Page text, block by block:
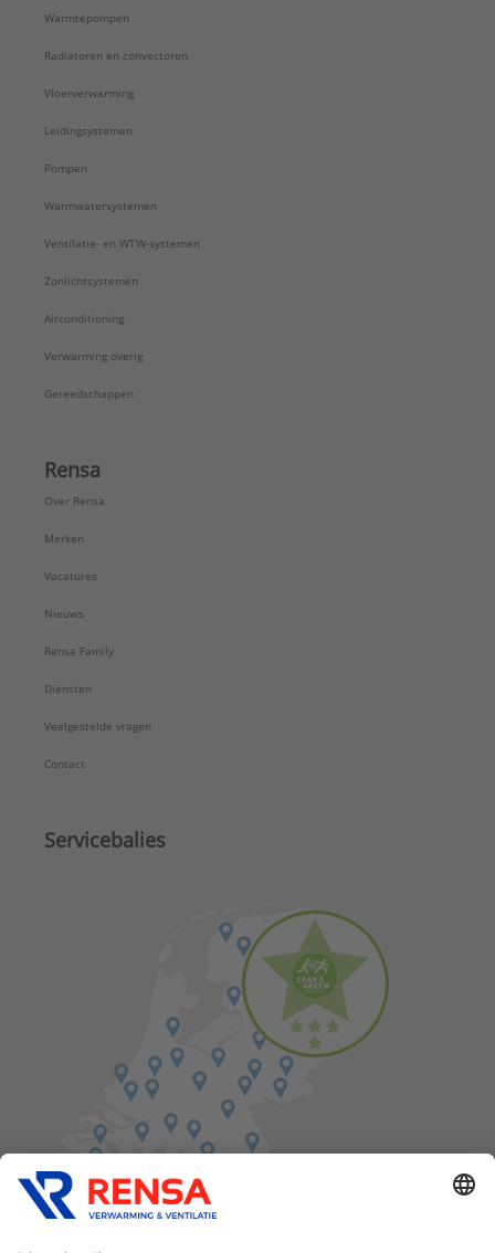
Warmtepompen
Radiatoren en convectoren
Vloerverwarming
Leidingsystemen
Pompen
Warmwatersystemen
Ventilatie- en WTW-systemen
Zonlichtsystemen
Airconditioning
Verwarming overig
Gereedschappen
Rensa
Over Rensa
Merken
Vacatures
Nieuws
Rensa Family
Diensten
Veelgestelde vragen
Contact
Servicebalies